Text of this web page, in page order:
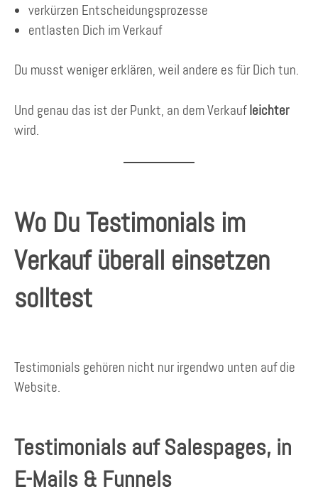
verkürzen Entscheidungsprozesse
entlasten Dich im Verkauf
Du musst weniger erklären, weil andere es für Dich tun.
Und genau das ist der Punkt, an dem Verkaufleichter
wird.
Wo Du Testimonials im
Verkauf überall einsetzen
solltest
Testimonials gehören nicht nur irgendwo unten auf die
Website.
Testimonials auf Salespages, in
E-Mails & Funnels